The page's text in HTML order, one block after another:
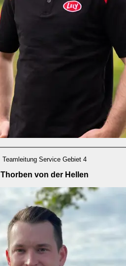
Teamleitung Service Gebiet 4
Thorben von der Hellen